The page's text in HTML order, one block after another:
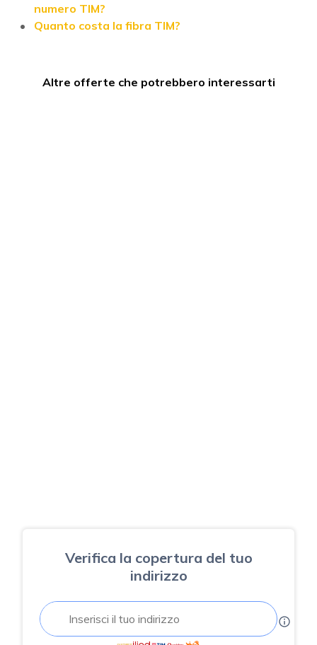
numero TIM?
Quanto costa la fibra TIM?
Altre offerte che potrebbero interessarti
Verifica la copertura del tuo
indirizzo